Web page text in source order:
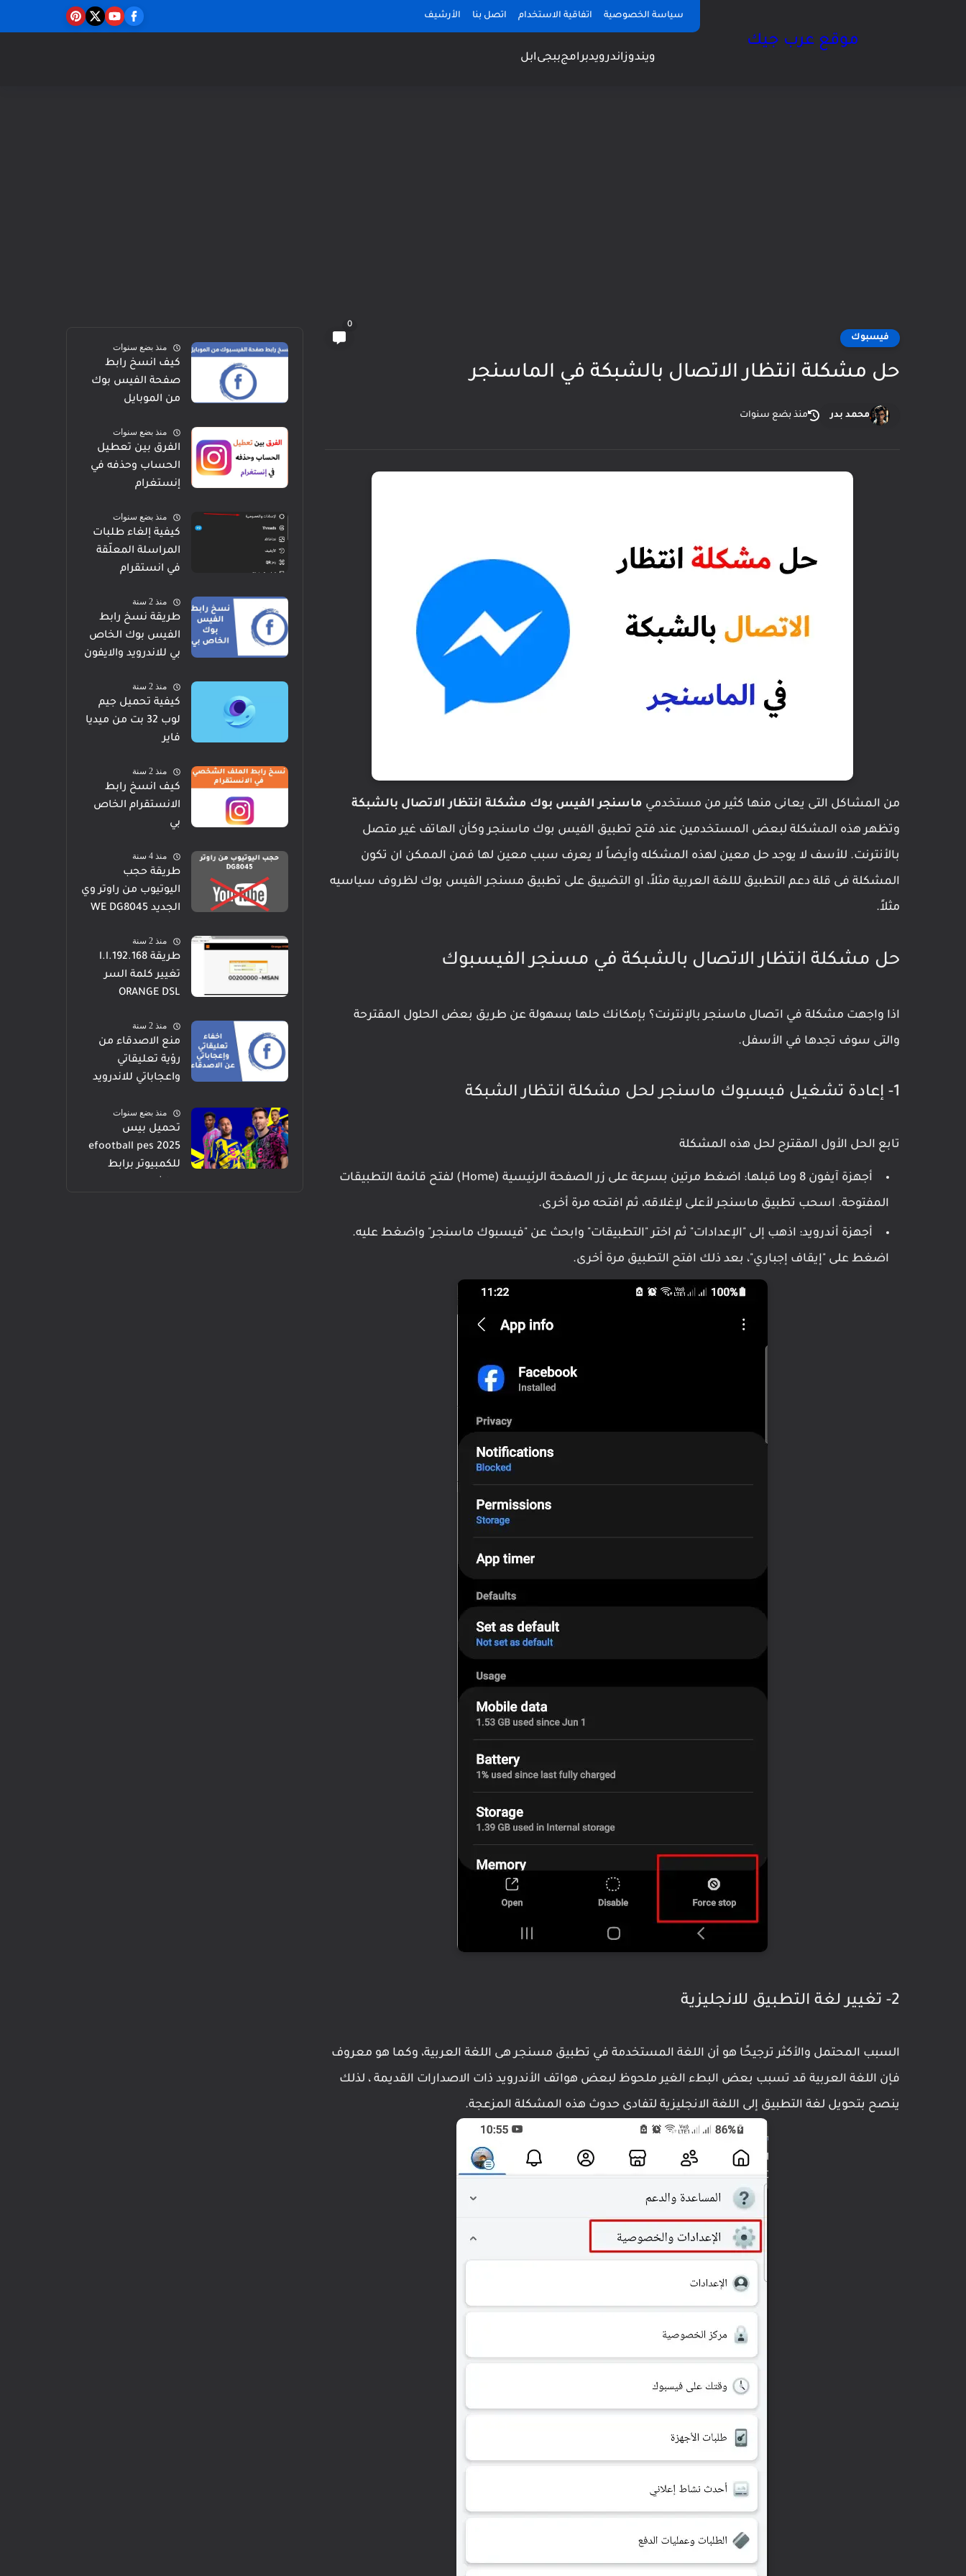
سياسة الخصوصية اتفاقية الاستخدام اتصل بنا الأرشيف
موقع عرب جيك
ويندوزاندرويدبرامجببجىابل
فيسبوك
0
حل مشكلة انتظار الاتصال بالشبكة في الماسنجر
محمد بدر منذ بضع سنوات
من المشاكل التى يعانى منها كثير من مستخدمي ماسنجر الفيس بوك مشكلة انتظار الاتصال بالشبكة
وتظهر هذه المشكلة لبعض المستخدمين عند فتح تطبيق الفيس بوك ماسنجر وكأن الهاتف غير متصل
بالأنترنت. للأسف لا يوجد حل معين لهذه المشكله وأيضاً لا يعرف سبب معين لها فمن الممكن ان تكون
المشكلة فى قلة دعم التطبيق لللغة العربية مثلاً، او التضييق على تطبيق مسنجر الفيس بوك لظروف سياسيه
مثلاً.
حل مشكلة انتظار الاتصال بالشبكة في مسنجر الفيسبوك
اذا واجهت مشكلة في اتصال ماسنجر بالإنترنت؟ بإمكانك حلها بسهولة عن طريق بعض الحلول المقترحة
والتى سوف تجدها في الأسفل.
1- إعادة تشغيل فيسبوك ماسنجر لحل مشكلة انتظار الشبكة
تابع الحل الأول المقترح لحل هذه المشكلة
أجهزة آيفون 8 وما قبلها: اضغط مرتين بسرعة على زر الصفحة الرئيسية (Home) لفتح قائمة التطبيقات
المفتوحة. اسحب تطبيق ماسنجر لأعلى لإغلاقه، ثم افتحه مرة أخرى.
أجهزة أندرويد: اذهب إلى "الإعدادات" ثم اختر "التطبيقات" وابحث عن "فيسبوك ماسنجر" واضغط عليه.
اضغط على "إيقاف إجباري"، بعد ذلك افتح التطبيق مرة أخرى.
2- تغيير لغة التطبيق للانجليزية
السبب المحتمل والأكثر ترجيحًا هو أن اللغة المستخدمة في تطبيق مسنجر هى اللغة العربية، وكما هو معروف
فإن اللغة العربية قد تسبب بعض البطء الغير ملحوظ لبعض هواتف الأندرويد ذات الاصدارات القديمة ، لذلك
ينصح بتحويل لغة التطبيق إلى اللغة الانجليزية لتفادى حدوث هذه المشكلة المزعجة.
منذ بضع سنوات
كيف انسخ رابط
صفحة الفيس بوك
من الموبايل
منذ بضع سنوات
الفرق بين تعطيل
الحساب وحذفه في
إنستغرام
منذ بضع سنوات
كيفية إلغاء طلبات
المراسلة المعلّقة
في انستقرام
منذ 2 سنة
طريقة نسخ رابط
الفيس بوك الخاص
بي للاندرويد والايفون
منذ 2 سنة
كيفية تحميل جيم
لوب 32 بت من ميديا
فاير
منذ 2 سنة
كيف انسخ رابط
الانستقرام الخاص
بي
منذ 4 سنة
طريقة حجب
اليوتيوب من راوتر وي
الجديد WE DG8045
منذ 2 سنة
طريقة 192.168.l.l
تغيير كلمة السر
ORANGE DSL
منذ 2 سنة
منع الاصدقاء من
رؤية تعليقاتي
واعجاباتي للاندرويد
منذ بضع سنوات
تحميل بيس
efootball pes 2025
للكمبيوتر برابط